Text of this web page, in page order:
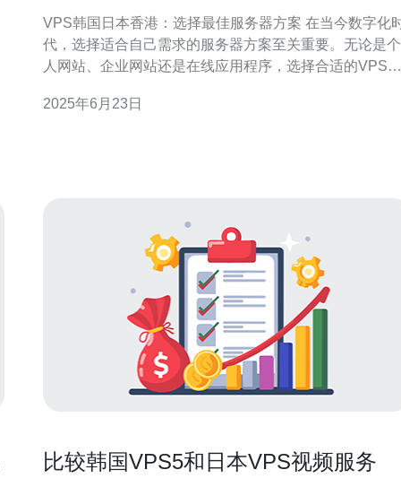
VPS韩国日本香港：选择最佳服务器方案 在当今数字化时
代，选择适合自己需求的服务器方案至关重要。无论是个
人网站、企业网站还是在线应用程序，选择合适的VPS服
响。在本文中，我们将讨论VPS服务器在韩国、日本和香
2025年6月23日
比较韩国VPS5和日本VPS视频服务